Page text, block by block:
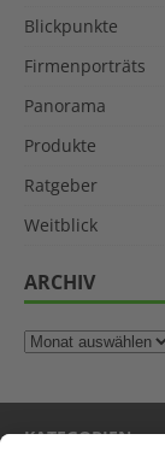
Blickpunkte
Firmenporträts
Panorama
Produkte
Ratgeber
Weitblick
ARCHIV
KATEGORIEN